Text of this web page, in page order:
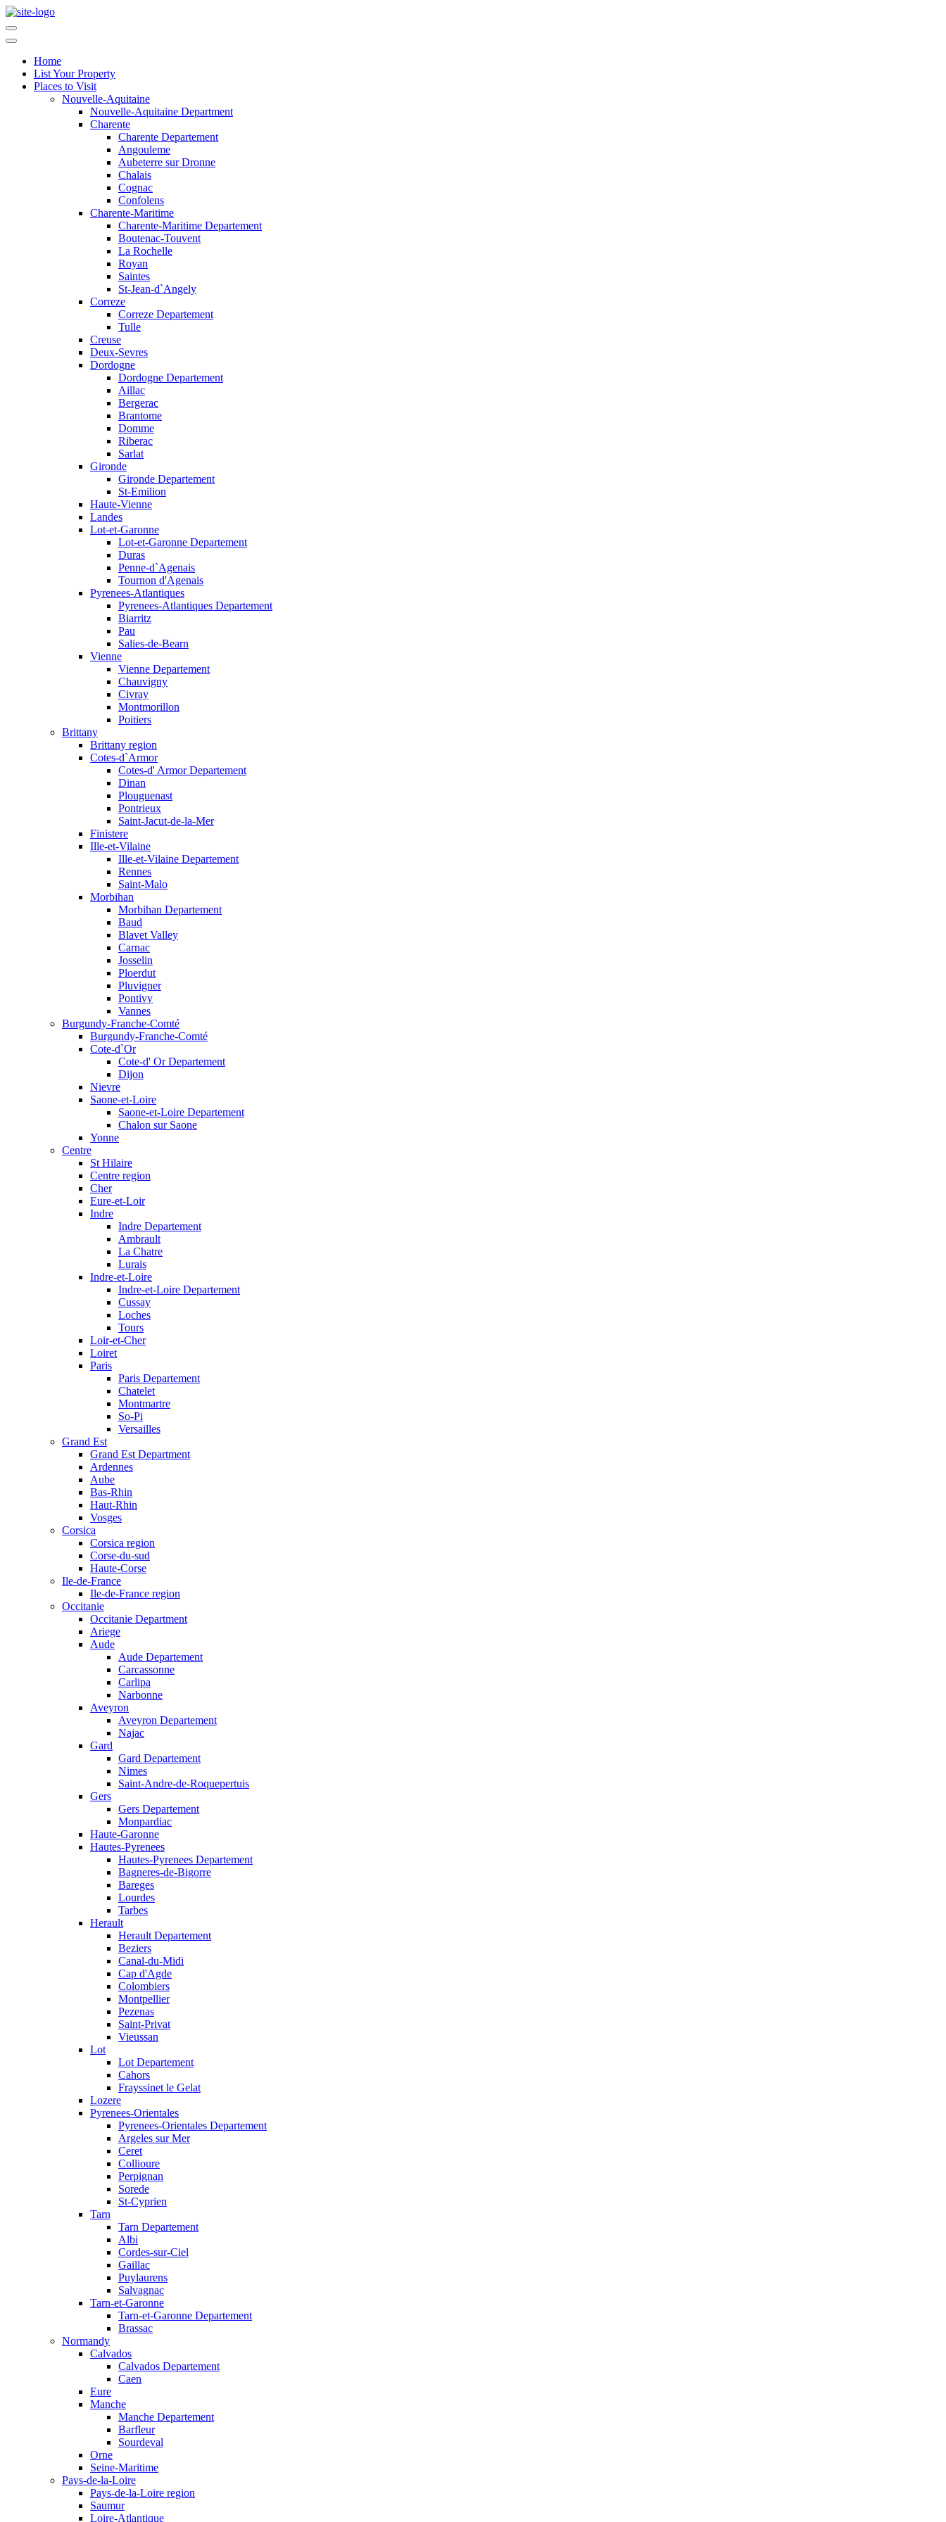
Home
List Your Property
Places to Visit
Nouvelle-Aquitaine
Nouvelle-Aquitaine Department
Charente
Charente Departement
Angouleme
Aubeterre sur Dronne
Chalais
Cognac
Confolens
Charente-Maritime
Charente-Maritime Departement
Boutenac-Touvent
La Rochelle
Royan
Saintes
St-Jean-d`Angely
Correze
Correze Departement
Tulle
Creuse
Deux-Sevres
Dordogne
Dordogne Departement
Aillac
Bergerac
Brantome
Domme
Riberac
Sarlat
Gironde
Gironde Departement
St-Emilion
Haute-Vienne
Landes
Lot-et-Garonne
Lot-et-Garonne Departement
Duras
Penne-d`Agenais
Tournon d'Agenais
Pyrenees-Atlantiques
Pyrenees-Atlantiques Departement
Biarritz
Pau
Salies-de-Bearn
Vienne
Vienne Departement
Chauvigny
Civray
Montmorillon
Poitiers
Brittany
Brittany region
Cotes-d`Armor
Cotes-d' Armor Departement
Dinan
Plouguenast
Pontrieux
Saint-Jacut-de-la-Mer
Finistere
Ille-et-Vilaine
Ille-et-Vilaine Departement
Rennes
Saint-Malo
Morbihan
Morbihan Departement
Baud
Blavet Valley
Carnac
Josselin
Ploerdut
Pluvigner
Pontivy
Vannes
Burgundy-Franche-Comté
Burgundy-Franche-Comté
Cote-d`Or
Cote-d' Or Departement
Dijon
Nievre
Saone-et-Loire
Saone-et-Loire Departement
Chalon sur Saone
Yonne
Centre
St Hilaire
Centre region
Cher
Eure-et-Loir
Indre
Indre Departement
Ambrault
La Chatre
Lurais
Indre-et-Loire
Indre-et-Loire Departement
Cussay
Loches
Tours
Loir-et-Cher
Loiret
Paris
Paris Departement
Chatelet
Montmartre
So-Pi
Versailles
Grand Est
Grand Est Department
Ardennes
Aube
Bas-Rhin
Haut-Rhin
Vosges
Corsica
Corsica region
Corse-du-sud
Haute-Corse
Ile-de-France
Ile-de-France region
Occitanie
Occitanie Department
Ariege
Aude
Aude Departement
Carcassonne
Carlipa
Narbonne
Aveyron
Aveyron Departement
Najac
Gard
Gard Departement
Nimes
Saint-Andre-de-Roquepertuis
Gers
Gers Departement
Monpardiac
Haute-Garonne
Hautes-Pyrenees
Hautes-Pyrenees Departement
Bagneres-de-Bigorre
Bareges
Lourdes
Tarbes
Herault
Herault Departement
Beziers
Canal-du-Midi
Cap d'Agde
Colombiers
Montpellier
Pezenas
Saint-Privat
Vieussan
Lot
Lot Departement
Cahors
Frayssinet le Gelat
Lozere
Pyrenees-Orientales
Pyrenees-Orientales Departement
Argeles sur Mer
Ceret
Collioure
Perpignan
Sorede
St-Cyprien
Tarn
Tarn Departement
Albi
Cordes-sur-Ciel
Gaillac
Puylaurens
Salvagnac
Tarn-et-Garonne
Tarn-et-Garonne Departement
Brassac
Normandy
Calvados
Calvados Departement
Caen
Eure
Manche
Manche Departement
Barfleur
Sourdeval
Orne
Seine-Maritime
Pays-de-la-Loire
Pays-de-la-Loire region
Saumur
Loire-Atlantique